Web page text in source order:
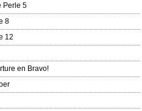
Perle 5
8
12
en Bravo!